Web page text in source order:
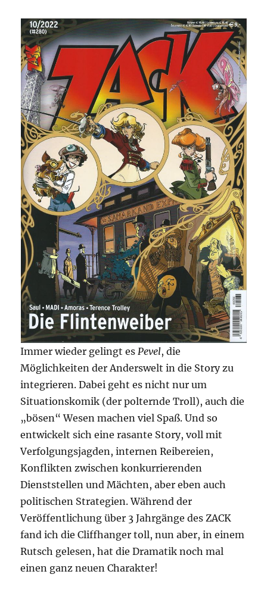
Immer wieder gelingt es Pevel, die
Möglichkeiten der Anderswelt in die Story zu
integrieren. Dabei geht es nicht nur um
Situationskomik (der polternde Troll), auch die
„bösen“ Wesen machen viel Spaß. Und so
entwickelt sich eine rasante Story, voll mit
Verfolgungsjagden, internen Reibereien,
Konflikten zwischen konkurrierenden
Dienststellen und Mächten, aber eben auch
politischen Strategien. Während der
Veröffentlichung über 3 Jahrgänge des ZACK
fand ich die Cliffhanger toll, nun aber, in einem
Rutsch gelesen, hat die Dramatik noch mal
einen ganz neuen Charakter!